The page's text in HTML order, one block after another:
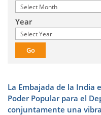
Year
La Embajada de la India
Poder Popular para el
conjuntamente una